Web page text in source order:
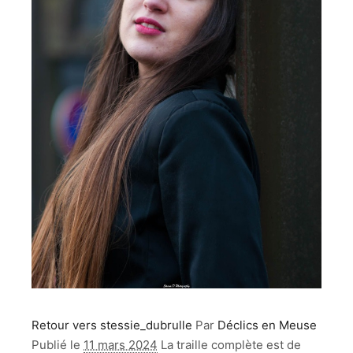
Retour vers stessie_dubrulle Par Déclics en Meuse
Publié le 11 mars 2024 La traille complète est de